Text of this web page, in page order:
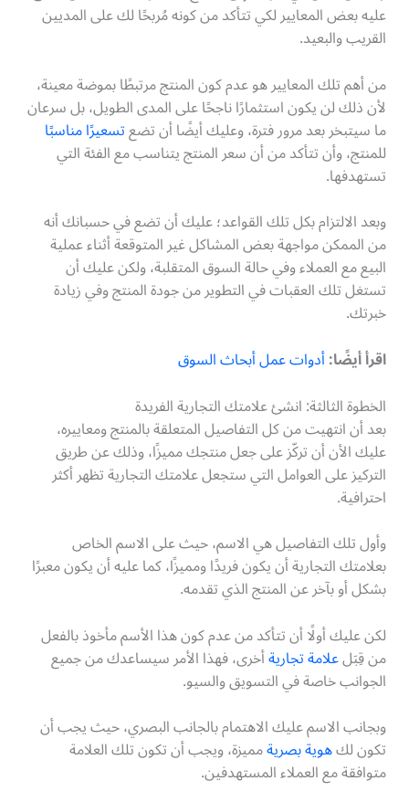
عليه بعض المعايير لكي تتأكد من كونه مُربحًا لك على المديين
القريب والبعيد.
من أهم تلك المعايير هو عدم كون المنتج مرتبطًا بموضة معينة،
لأن ذلك لن يكون استثمارًا ناجحًا على المدى الطويل، بل سرعان
ما سيتبخر بعد مرور فترة، وعليك أيضًا أن تضعتسعيرًا مناسبًا
للمنتج، وأن تتأكد من أن سعر المنتج يتناسب مع الفئة التي
تستهدفها.
وبعد الالتزام بكل تلك القواعد؛ عليك أن تضع في حسبانك أنه
من الممكن مواجهة بعض المشاكل غير المتوقعة أثناء عملية
البيع مع العملاء وفي حالة السوق المتقلبة، ولكن عليك أن
تستغل تلك العقبات في التطوير من جودة المنتج وفي زيادة
خبرتك.
اقرأ أيضًا:أدوات عمل أبحاث السوق
الخطوة الثالثة: انشئ علامتك التجارية الفريدة
بعد أن انتهيت من كل التفاصيل المتعلقة بالمنتج ومعاييره،
عليك الأن أن تركّز على جعل منتجك مميزًا، وذلك عن طريق
التركيز على العوامل التي ستجعل علامتك التجارية تظهر أكثر
احترافية.
وأول تلك التفاصيل هي الاسم، حيث على الاسم الخاص
بعلامتك التجارية أن يكون فريدًا ومميزًا، كما عليه أن يكون معبرًا
بشكل أو بآخر عن المنتج الذي تقدمه.
لكن عليك أولًا أن تتأكد من عدم كون هذا الأسم مأخوذ بالفعل
من قِبَلعلامة تجاريةأخرى، فهذا الأمر سيساعدك من جميع
الجوانب خاصة في التسويق والسيو.
وبجانب الاسم عليك الاهتمام بالجانب البصري، حيث يجب أن
تكون لكهوية بصريةمميزة، ويجب أن تكون تلك العلامة
متوافقة مع العملاء المستهدفين.